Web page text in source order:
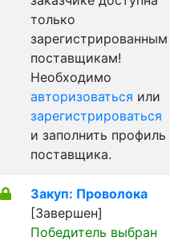
только
зарегистрированным
поставщикам!
Необходимо
авторизоваться или
зарегистрироваться
и заполнить профиль
поставщика.
Закуп: Проволока
[Завершен]
Победитель выбран